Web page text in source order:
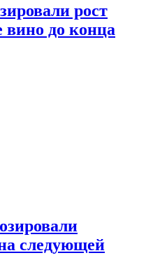
рост
вино до конца
следующей